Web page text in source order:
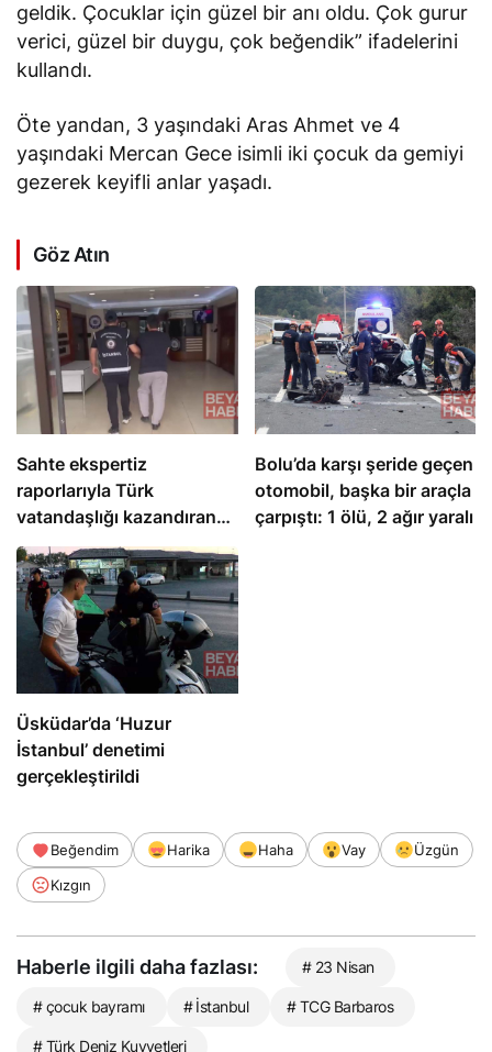
geldik. Çocuklar için güzel bir anı oldu. Çok gurur
verici, güzel bir duygu, çok beğendik” ifadelerini
kullandı.
Öte yandan, 3 yaşındaki Aras Ahmet ve 4
yaşındaki Mercan Gece isimli iki çocuk da gemiyi
gezerek keyifli anlar yaşadı.
Göz Atın
Sahte ekspertiz
raporlarıyla Türk
vatandaşlığı kazandıran
suç örgütüne operasyon:
32 tutuklama
Bolu’da karşı şeride geçen
otomobil, başka bir araçla
çarpıştı: 1 ölü, 2 ağır yaralı
Üsküdar’da ‘Huzur
İstanbul’ denetimi
gerçekleştirildi
Beğendim Harika Haha Vay
Üzgün
Kızgın
Haberle ilgili daha fazlası: # 23 Nisan
# çocuk bayramı # İstanbul # TCG Barbaros
# Türk Deniz Kuvvetleri